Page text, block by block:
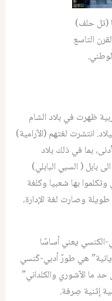
(تل حلف)
التاسع
ظهرت في بلاد الشام
انتشرت لغتهم (الآرامية)
بما في ذلك بلاد
بابل ( السبي البابلي)
بها شعبيا وكلغة
وصارت لغة الإدارة،
الكنسي يعني أساسًا
هي طورٌ أدبي-كَنسي
حد ما الآشوري والكلداني”
إثنية صِرفة.